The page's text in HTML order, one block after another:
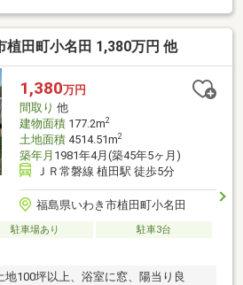
誠意ご対応させていただきます！◆経
在籍！迅速な対応を心掛けておりま
ら即日ご対応をさせていただきま
数ございます！お気軽にお問い合わせ
植田町小名田 1,380万円 他
1,380万円
間取り 他
建物面積177.2m2
土地面積4514.51m2
築年月 1981年4月(築45年5ヶ月)
ＪＲ常磐線 植田駅 徒歩5分
福島県いわき市植田町小名田
駐車場あり
駐車3台
100坪以上、浴室に窓、陽当り良